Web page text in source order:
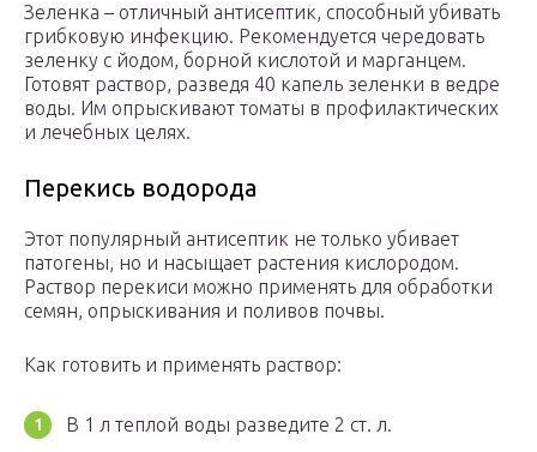
Зеленка – отличный антисептик, способный убивать
грибковую инфекцию. Рекомендуется чередовать
зеленку с йодом, борной кислотой и марганцем.
Готовят раствор, разведя 40 капель зеленки в ведре
воды. Им опрыскивают томаты в профилактических
и лечебных целях.
Перекись водорода
Этот популярный антисептик не только убивает
патогены, но и насыщает растения кислородом.
Раствор перекиси можно применять для обработки
семян, опрыскивания и поливов почвы.
Как готовить и применять раствор:
В 1 л теплой воды разведите 2 ст. л.